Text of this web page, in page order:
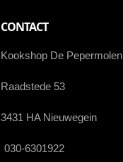
CONTACT
Kookshop De Pepermolen
Raadstede 53
3431 HA Nieuwegein
030-6301922